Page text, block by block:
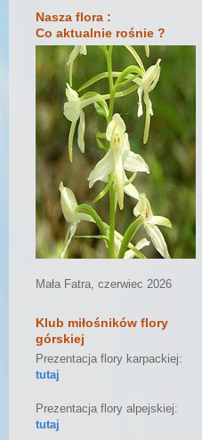
Nasza flora :
Co aktualnie rośnie ?
Mała Fatra, czerwiec 2026
Klub miłośników flory
górskiej
Prezentacja flory karpackiej:
tutaj
Prezentacja flory alpejskiej:
tutaj